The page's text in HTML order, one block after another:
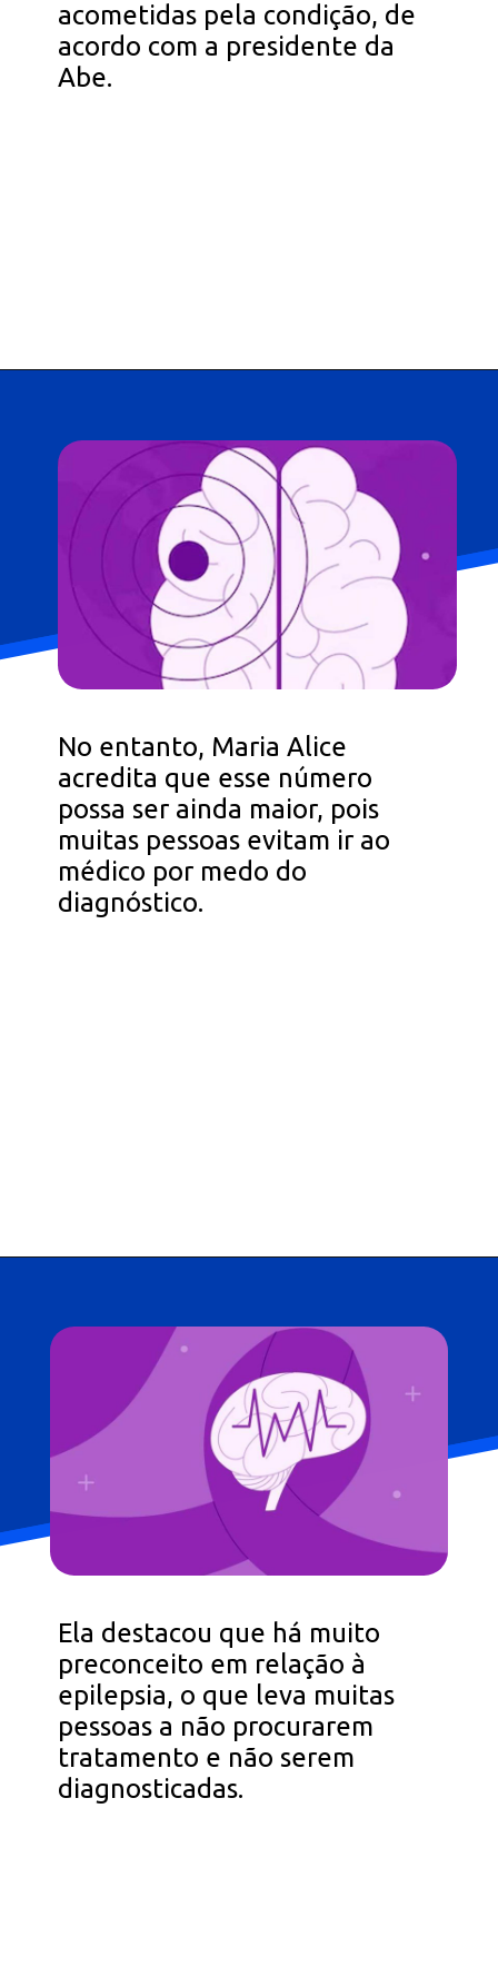
acometidas pela condição, de
acordo com a presidente da
Abe.
No entanto, Maria Alice
acredita que esse número
possa ser ainda maior, pois
muitas pessoas evitam ir ao
médico por medo do
diagnóstico.
Ela destacou que há muito
preconceito em relação à
epilepsia, o que leva muitas
pessoas a não procurarem
tratamento e não serem
diagnosticadas.